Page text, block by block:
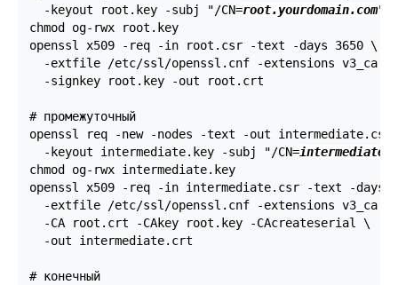
  -keyout root.key -subj "/CN=
root.yourdomain.com"
chmod og-rwx root.key
openssl x509 -req -in root.csr -text -days 3650 \
  -extfile /etc/ssl/openssl.cnf -extensions v3_ca \
  -signkey root.key -out root.crt
# промежуточный
openssl req -new -nodes -text -out
  -keyout intermediate.key -subj "/CN=
chmod og-rwx intermediate.key
openssl x509 -req -in intermediate.csr -text -days
  -extfile /etc/ssl/openssl.cnf -extensions v3_ca \
  -CA root.crt -CAkey root.key -CAcreateserial \
  -out intermediate.crt
# конечный